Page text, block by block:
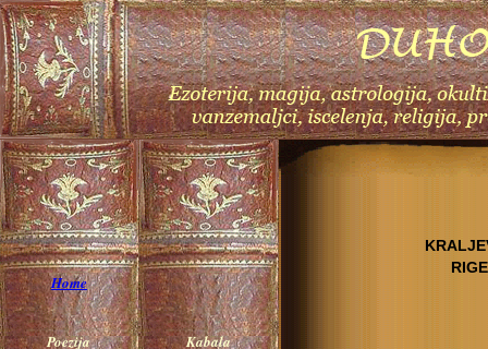
Home
Poezija
Kabala